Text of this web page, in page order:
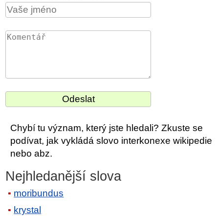
Chybí tu význam, který jste hledali? Zkuste se
podívat, jak vykládá slovo interkonexe wikipedie
nebo abz.
Nejhledanější slova
moribundus
krystal